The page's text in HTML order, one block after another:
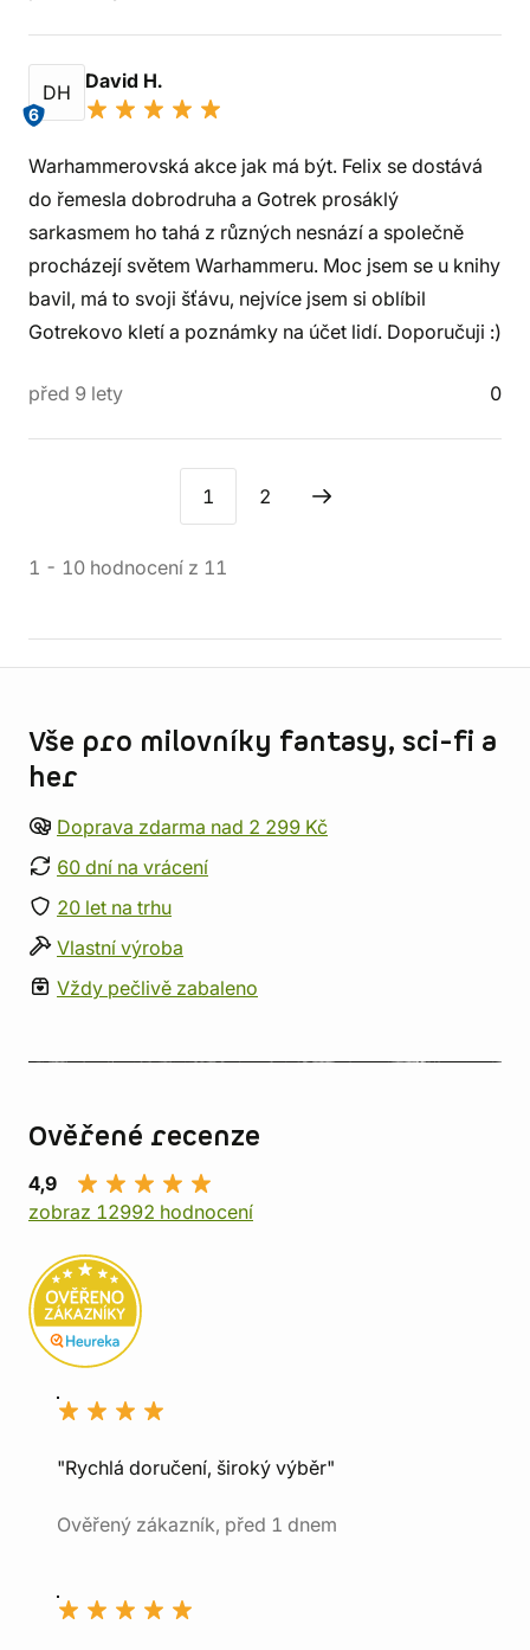
DH
6
David H.
Warhammerovská akce jak má být. Felix se dostává
do řemesla dobrodruha a Gotrek prosáklý
sarkasmem ho tahá z různých nesnází a společně
procházejí světem Warhammeru. Moc jsem se u knihy
bavil, má to svoji šťávu, nejvíce jsem si oblíbil
Gotrekovo kletí a poznámky na účet lidí. Doporučuji :)
před 9 lety 0
1 2
1 - 10 hodnocení z 11
Vše pro milovníky fantasy, sci-fi a
her
Doprava zdarma nad 2 299 Kč
60 dní na vrácení
20 let na trhu
Vlastní výroba
Vždy pečlivě zabaleno
Ověřené recenze
4,9
zobraz 12992 hodnocení
"Rychlá doručení, široký výběr"
Ověřený zákazník, před 1 dnem